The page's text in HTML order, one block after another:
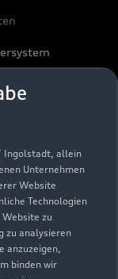
Ingolstadt, allein
Unternehmen
Website
Technologien
zu
zu analysieren
anzuzeigen,
binden wir
4, 77656
Partnern.
Ankaufswert
Inzahlungnahme
sowohl DAT